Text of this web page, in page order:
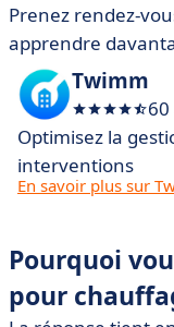
Prenez rendez-
apprendre
Twimm
Optimisez la
interventions
En savoir plus sur
Pourquoi
pour